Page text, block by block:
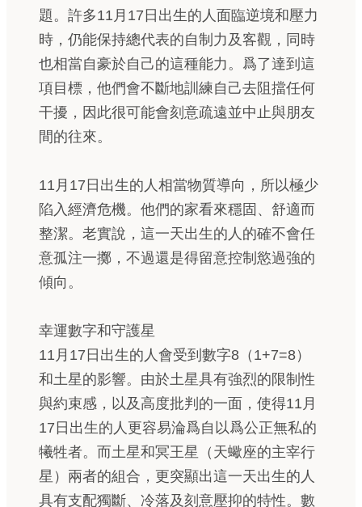
題。許多11月17日出生的人面臨逆境和壓力
時，仍能保持總代表的自制力及客觀，同時
也相當自豪於自己的這種能力。爲了達到這
項目標，他們會不斷地訓練自己去阻擋任何
干擾，因此很可能會刻意疏遠並中止與朋友
間的往來。
11月17日出生的人相當物質導向，所以極少
陷入經濟危機。他們的家看來穩固、舒適而
整潔。老實說，這一天出生的人的確不會任
意孤注一擲，不過還是得留意控制慾過強的
傾向。
幸運數字和守護星
11月17日出生的人會受到數字8（1+7=8）
和土星的影響。由於土星具有強烈的限制性
與約束感，以及高度批判的一面，使得11月
17日出生的人更容易淪爲自以爲公正無私的
犧牲者。而土星和冥王星（天蠍座的主宰行
星）兩者的組合，更突顯出這一天出生的人
具有支配獨斷、冷落及刻意壓抑的特性。數